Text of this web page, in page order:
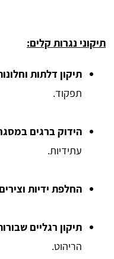
תיקוני נגרות קלים:
תיקון דלתות
תפקוד.
הידוק ברגים
עתידיות.
החלפת ידיות
תיקון רגליים
הריהוט.